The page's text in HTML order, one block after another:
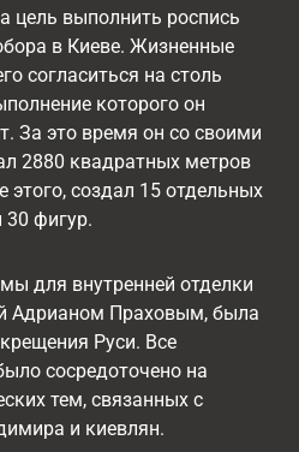
цель выполнить роспись
в Киеве. Жизненные
согласиться на столь
которого он
За это время он со своими
2880 квадратных метров
этого, создал 15 отдельных
30 фигур.
для внутренней отделки
Адрианом Праховым, была
Руси. Все
сосредоточено на
тем, связанных с
и киевлян.